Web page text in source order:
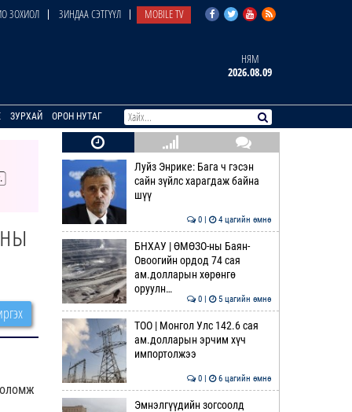
ЗОХИОЛ ЗИНДАА СЭТГҮҮЛ MOBILE TV
НЯМ
2026.08.09
ЗУРХАЙ ОРОН НУТАГ
Луйз Энрике: Бага ч гэсэн
сайн зүйлс харагдаж байна
шүү
0 | 4 цагийн өмнө
БНХАУ | ӨМӨЗО-ны Баян-
Овоогийн ордод 74 сая
ам.долларын хөрөнгө
оруулн…
0 | 5 цагийн өмнө
ТОО | Монгол Улс 142.6 сая
ам.долларын эрчим хүч
импортолжээ
0 | 6 цагийн өмнө
Эмнэлгүүдийн зогсоолд